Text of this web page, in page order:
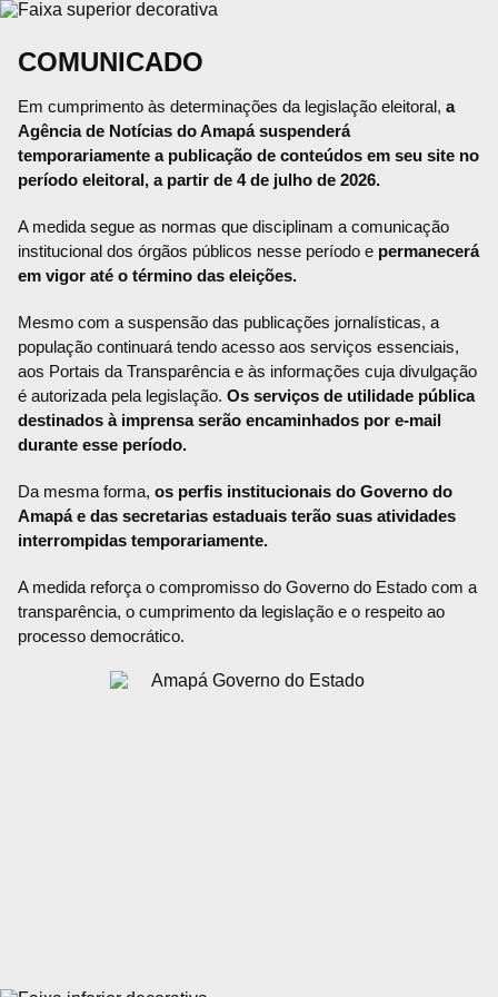
COMUNICADO
Em cumprimento às determinações da legislação eleitoral, a
Agência de Notícias do Amapá suspenderá
temporariamente a publicação de conteúdos em seu site no
período eleitoral, a partir de 4 de julho de 2026.
A medida segue as normas que disciplinam a comunicação
institucional dos órgãos públicos nesse período e permanecerá
em vigor até o término das eleições.
Mesmo com a suspensão das publicações jornalísticas, a
população continuará tendo acesso aos serviços essenciais,
aos Portais da Transparência e às informações cuja divulgação
é autorizada pela legislação. Os serviços de utilidade pública
destinados à imprensa serão encaminhados por e-mail
durante esse período.
Da mesma forma, os perfis institucionais do Governo do
Amapá e das secretarias estaduais terão suas atividades
interrompidas temporariamente.
A medida reforça o compromisso do Governo do Estado com a
transparência, o cumprimento da legislação e o respeito ao
processo democrático.